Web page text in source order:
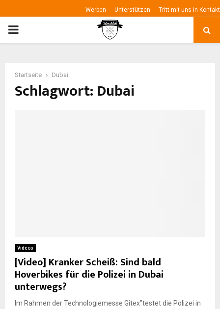
Werben Unterstützen Tritt mit uns in Kontakt
P
E
N
Startseite Dubai
Schlagwort: Dubai
Videos
[Video] Kranker Scheiß: Sind bald
Hoverbikes für die Polizei in Dubai
unterwegs?
Im Rahmen der Technologiemesse Gitex"testet die Polizei in